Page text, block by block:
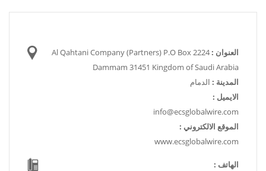
العنوان :Al Qahtani Company (Partners) P.O Box 2224
Dammam 31451 Kingdom of Saudi Arabia
المدينة : الدمام
الايميل :
info@ecsglobalwire.com
الموقع الالكتروني :
www.ecsglobalwire.com
الهاتف :